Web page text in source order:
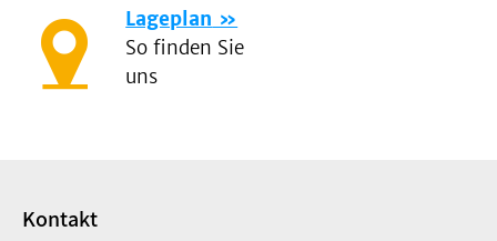
Lageplan
So finden Sie
uns
Kontakt